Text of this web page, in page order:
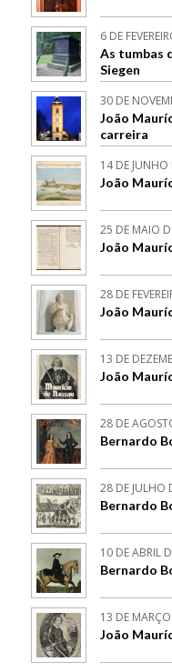
6 DE
As tumbas
Siegen
30 DE
João
carreira
14 DE
João
25 DE MAIO
João
28 DE
João
13 DE
João
28 DE
Bernardo
28 DE JULHO
Bernardo
10 DE ABRIL
Bernardo
13 DE
João